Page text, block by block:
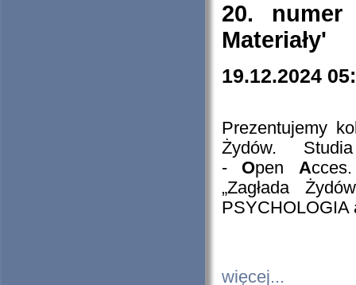
20. numer
Materiały'
19.12.2024
Prezentujemy
Żydów.
- Open A
„Zagłada
PSYCHOLOGIA
więcej...